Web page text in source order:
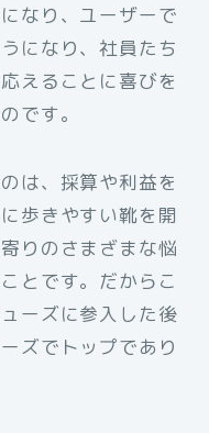
なり、ユーザーで
になり、社員たち
えることに喜びを
です。
は、採算や利益を
歩きやすい靴を開
りのさまざまな悩
とです。だからこ
ーズに参入した後
ズでトップであり